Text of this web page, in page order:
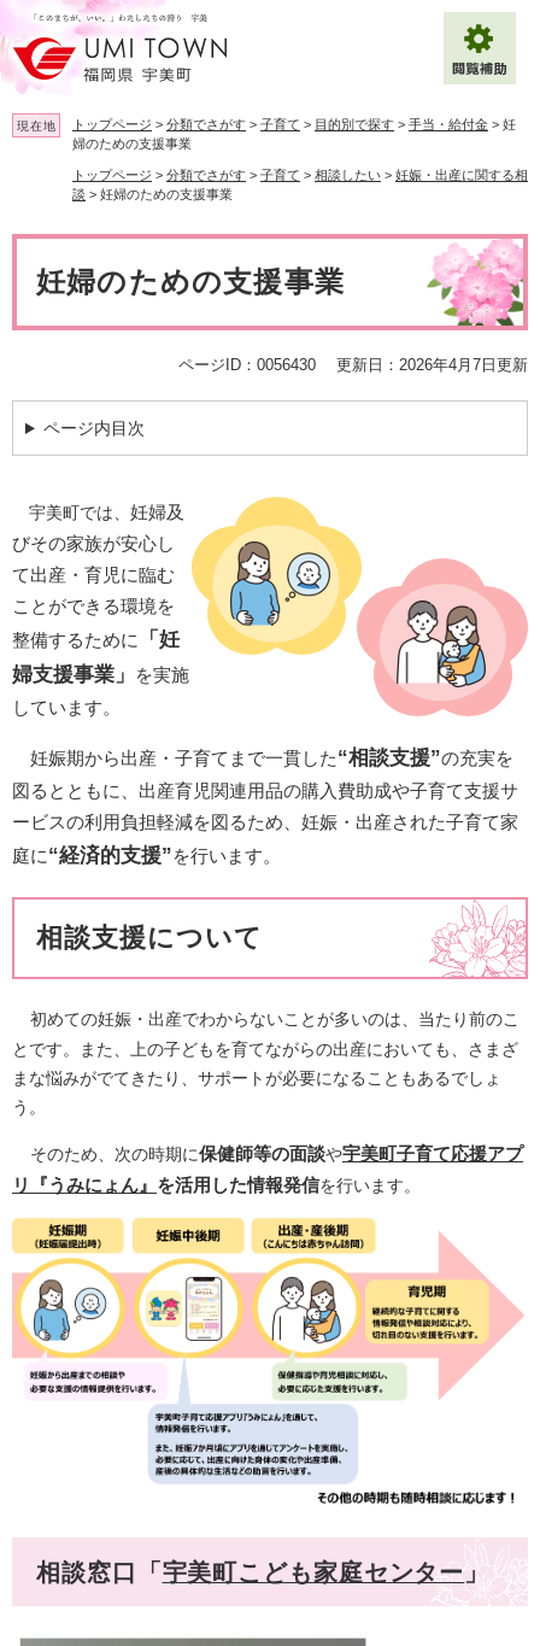
ー
ジ
の
先
頭
ニ
ュ
ー
を
飛
本
文字サイズ 標準 拡大
背景色変更 白 黒 青
Multilingual（English・中文・한글）
現在地 トップページ > 分類でさがす > 子育て > 目的別で探す > 手当・給付金 > 妊
婦のための支援事業
トップページ > 分類でさがす > 子育て > 相談したい > 妊娠・出産に関する相
談 > 妊婦のための支援事業
妊婦のための支援事業
ページID：0056430 更新日：2026年4月7日更新
ページ内目次
宇美町では、 妊婦及
びその家族が安心し
て出産・育児に臨む
ことができる環境を
整備するために
「妊
婦支援事業」
を実施
しています。
妊娠期から出産・子育てまで一貫した“相談支援”​の充実を
図るとともに、出産育児関連用品の購入費助成や子育て支援サ
ービスの利用負担軽減を図るため、​​​妊娠・出産された子育て家
庭に“経済的支援”を行います。​
相談支援について
初めての妊娠・出産でわからないことが多いのは、当たり前のこ
とです。また、上の子どもを育てながらの出産においても、さまざ
まな悩みがでてきたり、サポートが必要になることもあるでしょ
う。
そのため、次の時期に保健師等の面談や宇美町子育て応援アプ
リ『うみにょん』 を活用した情報発信を行います。
相談窓口「宇美町こども家庭センター」